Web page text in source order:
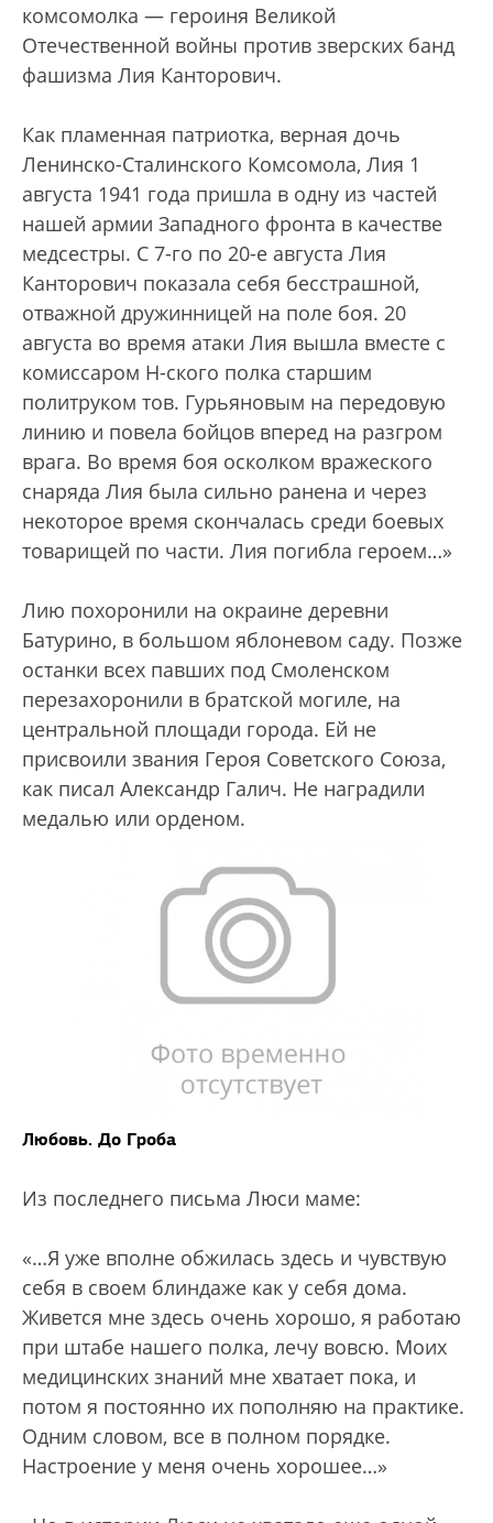
комсомолка — героиня Великой
Отечественной войны против зверских банд
фашизма Лия Канторович.
Как пламенная патриотка, верная дочь
Ленинско-Сталинского Комсомола, Лия 1
августа 1941 года пришла в одну из частей
нашей армии Западного фронта в качестве
медсестры. С 7-го по 20-е августа Лия
Канторович показала себя бесстрашной,
отважной дружинницей на поле боя. 20
августа во время атаки Лия вышла вместе с
комиссаром Н-ского полка старшим
политруком тов. Гурьяновым на передовую
линию и повела бойцов вперед на разгром
врага. Во время боя осколком вражеского
снаряда Лия была сильно ранена и через
некоторое время скончалась среди боевых
товарищей по части. Лия погибла героем…»
Лию похоронили на окраине деревни
Батурино, в большом яблоневом саду. Позже
останки всех павших под Смоленском
перезахоронили в братской могиле, на
центральной площади города. Ей не
присвоили звания Героя Советского Союза,
как писал Александр Галич. Не наградили
медалью или орденом.
Любовь. До Гроба
Из последнего письма Люси маме:
«…Я уже вполне обжилась здесь и чувствую
себя в своем блиндаже как у себя дома.
Живется мне здесь очень хорошо, я работаю
при штабе нашего полка, лечу вовсю. Моих
медицинских знаний мне хватает пока, и
потом я постоянно их пополняю на практике.
Одним словом, все в полном порядке.
Настроение у меня очень хорошее…»